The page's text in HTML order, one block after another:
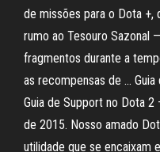
de missões para o Dota +,
rumo ao Tesouro Sazonal
fragmentos durante a
as recompensas de …
Guia de Support no Dota 2
de 2015. Nosso amado
utilidade que se encaixam